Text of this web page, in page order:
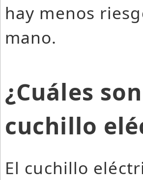
hay menos
mano.
¿Cuáles
cuchillo
El cuchillo